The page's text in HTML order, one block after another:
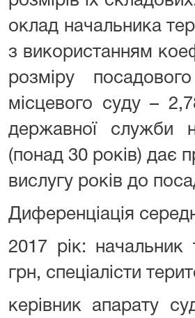
оклад начальника
з використанням
розміру
місцевого суду –
державної служби
(понад 30 років) дає
вислугу років до
Диференціація
2017 рік: начальник
грн, спеціалісти
керівник апарату